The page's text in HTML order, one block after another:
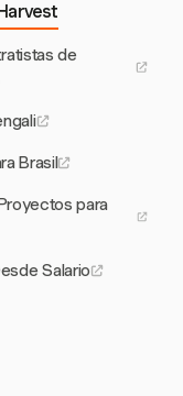
de
Brasil
para
Salario